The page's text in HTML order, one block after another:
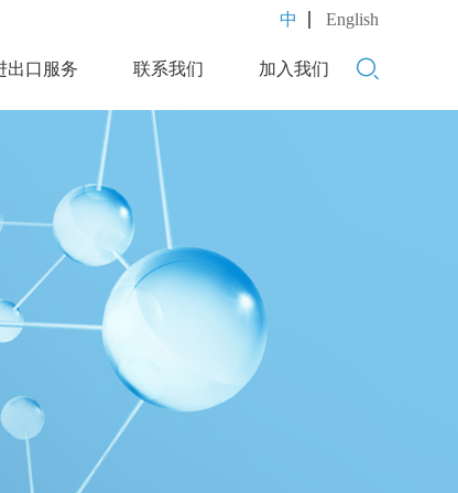
中 English
出口服务 联系我们 加入我们